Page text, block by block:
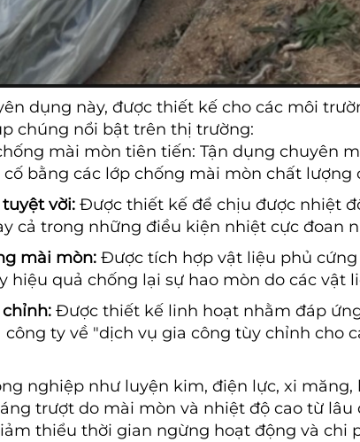
dụng này, được thiết kế cho các môi
chúng nổi bật trên thị trường:
mài mòn tiên tiến: Tận dụng chuyên
bằng các lớp chống mài mòn chất lượng
vời: Được thiết kế để chịu được nhiệt
cả trong những điều kiện nhiệt cực đoan
mài mòn: Được tích hợp vật liệu phủ
quả chống lại sự hao mòn do các vật
Được thiết kế linh hoạt nhằm đáp
ty về "dịch vụ gia công tùy chỉnh cho
nghiệp như luyện kim, điện lực, xi
trượt do mài mòn và nhiệt độ cao từ
thiểu thời gian ngừng hoạt động và